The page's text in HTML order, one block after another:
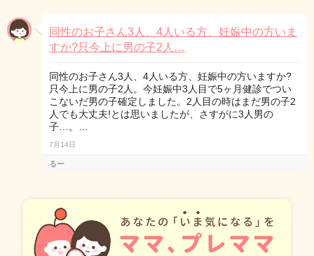
同性のお子さん3人、4人いる方、妊娠中の方いま
すか?只今上に男の子2人…
同性のお子さん3人、4人いる方、妊娠中の方いますか?
只今上に男の子2人。今妊娠中3人目で5ヶ月健診でつい
こないだ男の子確定しました。2人目の時はまだ男の子2
人でも大丈夫!とは思いましたが、さすがに3人男の
子…。…
7月14日
るー